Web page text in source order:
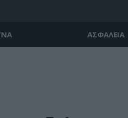
ΑΣΦΑΛΕΙΑ